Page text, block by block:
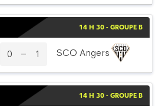
14 H 30 - GROUPE B
0 1 SCO Angers
14 H 30 - GROUPE B